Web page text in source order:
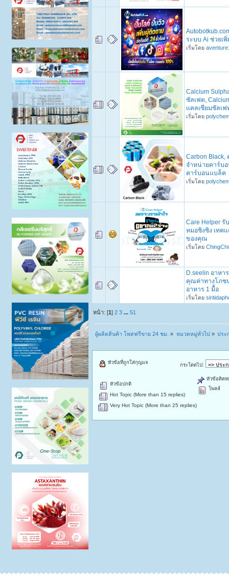
ระบบ Ai ช่วยเ
เริ่มโดย
Calcium
ซัลเฟต,
แคลเซียมซัลเฟ
เริ่มโดย
Carbon
จำหน่ายคาร์บ
คาร์บอนแบล็ค
เริ่มโดย
Care Helper รั
หมอชิงชิง เทค
ของคุณ
เริ่มโดย
D.seelin อาหา
คุณค่าทางโภช
อาหาร 1 มื้อ
เริ่มโดย
หน้า: [1]2 3 ...51
ผู้ผลิตสินค้า โพสฟรีขาย 24 ชม. » หมวดหมู่ทั่วไป » ประ
กระโดดไป:
หัวข้อปกติ
Hot Topic (More than 15 replies)
Very Hot Topic (More than 25 replies)
หัวข้อที่ถูกใส่กุญแจ
หัวข้อติดห
โพลล์